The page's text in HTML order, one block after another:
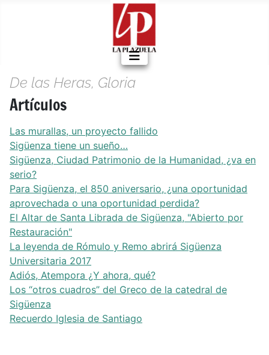
De las Heras, Gloria
Artículos
Las murallas, un proyecto fallido
Sigüenza tiene un sueño…
Sigüenza, Ciudad Patrimonio de la Humanidad, ¿va en
serio?
Para Sigüenza, el 850 aniversario, ¿una oportunidad
aprovechada o una oportunidad perdida?
El Altar de Santa Librada de Sigüenza, "Abierto por
Restauración"
La leyenda de Rómulo y Remo abrirá Sigüenza
Universitaria 2017
Adiós, Atempora ¿Y ahora, qué?
Los “otros cuadros” del Greco de la catedral de
Sigüenza
Recuerdo Iglesia de Santiago